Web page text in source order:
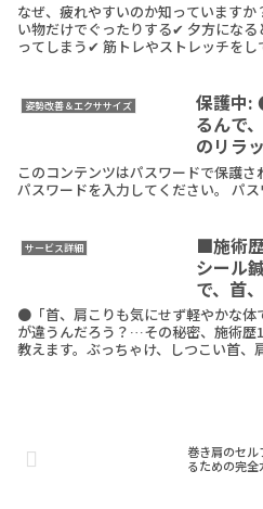
なぜ、疲れやすいのか知っています
い物だけでぐったりする✔ 夕方にな
ってしまう✔ 筋トレやストレッチを
姿勢改善＆エクササイズ
保護中:
るんで
のリラ
（メル
売）
このコンテンツはパスワードで保護
パスワードを入力してください。 パ
サービス詳細
■施術
シール
で、首
るオン
●「首、肩こりも気にせず軽やかな体
が違うんだろう？…その秘密、施術歴
教えます。ぶっちゃけ、しつこい首、
巻き肩のセ
るための完全